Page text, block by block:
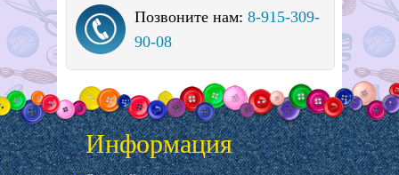
Позвоните нам: 8-915-309-
90-08
Информация